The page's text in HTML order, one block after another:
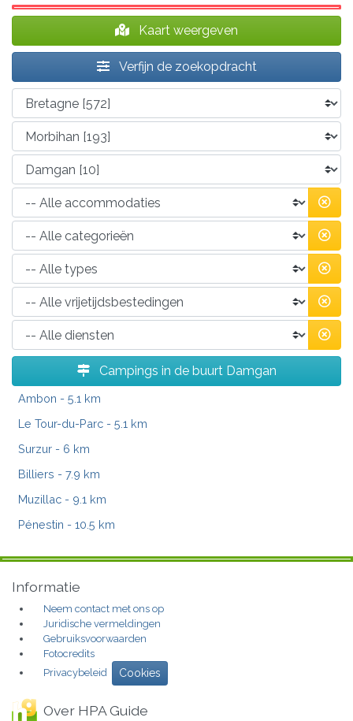
Kaart weergeven
Verfijn de zoekopdracht
Campings in de buurt Damgan
Ambon - 5.1 km
Le Tour-du-Parc - 5.1 km
Surzur - 6 km
Billiers - 7.9 km
Muzillac - 9.1 km
Pénestin - 10.5 km
Informatie
Neem contact met ons op
Juridische vermeldingen
Gebruiksvoorwaarden
Fotocredits
Privacybeleid
Cookies
Over HPA Guide